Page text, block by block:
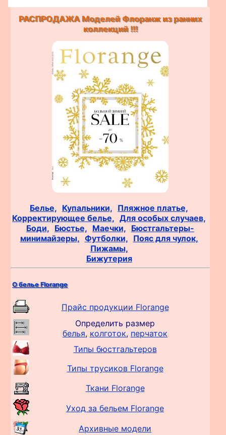
РАСПРОДАЖА Моделей Флоранж из ранних
коллекций !!!
Белье, Купальники, Пляжное платье,
Корректирующее белье, Для особых случаев,
Боди, Бюстье, Маечки, Бюстгальтеры-
минимайзеры, Футболки, Пояс для чулок,
Пижамы,
Бижутерия
О белье Florange
Прайс продукции Florange
Определить размер
белья, колготок, перчаток
Типы бюстгальтеров
Типы трусиков Florange
Ткани Florange
Уход за бельем Florange
Архивные модели